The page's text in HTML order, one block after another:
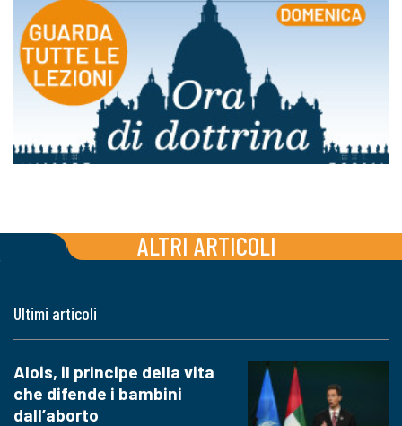
ALTRI ARTICOLI
Ultimi articoli
Alois, il principe della vita
che difende i bambini
dall’aborto